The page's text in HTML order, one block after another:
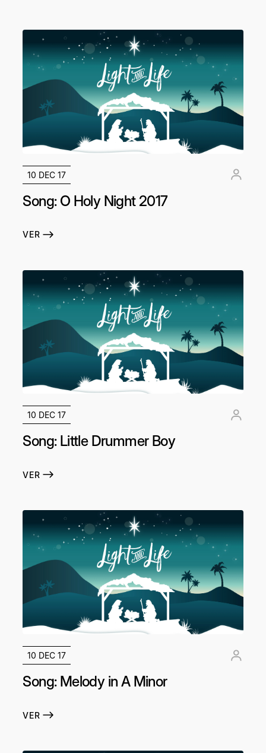
10 DEC 17
Song: O Holy Night 2017
VER
10 DEC 17
Song: Little Drummer Boy
VER
10 DEC 17
Song: Melody in A Minor
VER